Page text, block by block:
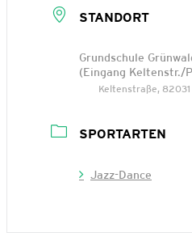
STANDORT
Grundschule
(Eingang Keltenstr./
Keltenstraße, 82031
SPORTARTEN
Jazz-Dance